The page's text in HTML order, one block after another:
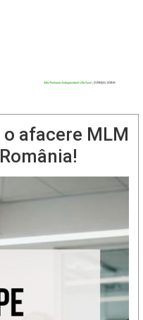
afacere MLM